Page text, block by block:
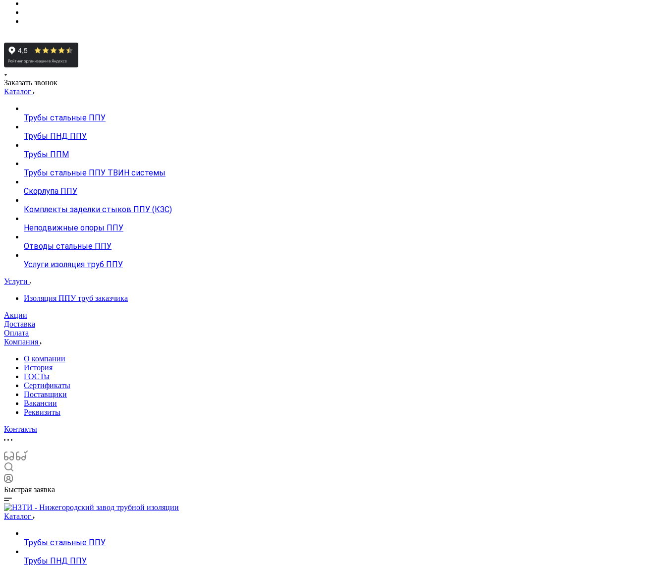
Заказать звонок
Каталог
Трубы стальные ППУ
Трубы ПНД ППУ
Трубы ППМ
Трубы стальные ППУ ТВИН системы
Скорлупа ППУ
Комплекты заделки стыков ППУ (КЗС)
Неподвижные опоры ППУ
Отводы стальные ППУ
Услуги изоляция труб ППУ
Услуги
Изоляция ППУ труб заказчика
Акции
Доставка
Оплата
Компания
О компании
История
ГОСТы
Сертификаты
Поставщики
Вакансии
Реквизиты
Контакты
Быстрая заявка
Каталог
Трубы стальные ППУ
Трубы ПНД ППУ